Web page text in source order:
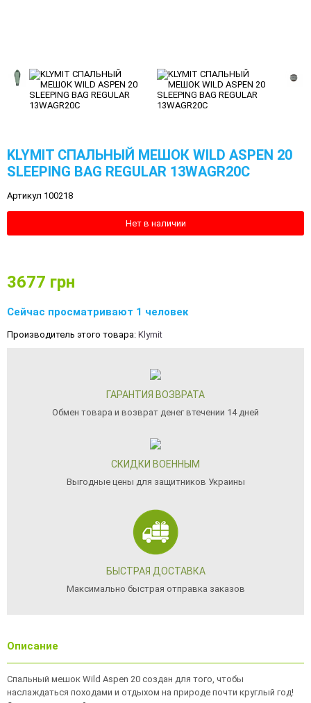
KLYMIT СПАЛЬНЫЙ МЕШОК WILD ASPEN 20
SLEEPING BAG REGULAR 13WAGR20C
Артикул 100218
Нет в наличии
3677 грн
Сейчас просматривают 1 человек
Производитель этого товара: Klymit
ГАРАНТИЯ ВОЗВРАТА
Обмен товара и возврат денег втечении 14 дней
СКИДКИ ВОЕННЫМ
Выгодные цены для защитников Украины
БЫСТРАЯ ДОСТАВКА
Максимально быстрая отправка заказов
Описание
Спальный мешок Wild Aspen 20 создан для того, чтобы
наслаждаться походами и отдыхом на природе почти круглый год!